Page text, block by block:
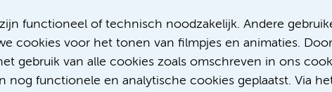
functioneel of technisch noodzakelijk. Andere
cookies voor het tonen van filmpjes en animaties.
gebruik van alle cookies zoals omschreven in ons
nog functionele en analytische cookies geplaatst. Via
1117
Meer Amsterdam UMC websites:
Werken bij Amsterdam UMC
Over Amsterdam UMC